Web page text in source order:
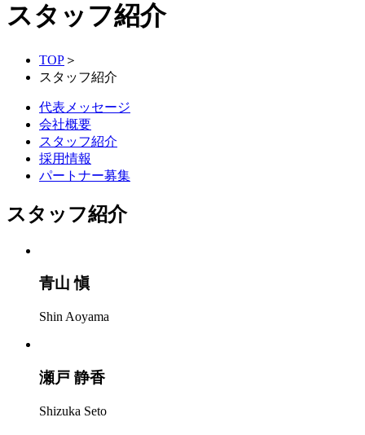
スタッフ紹介
TOP ＞
スタッフ紹介
代表メッセージ
会社概要
スタッフ紹介
採用情報
パートナー募集
スタッフ紹介
青山 愼
Shin Aoyama
瀬戸 静香
Shizuka Seto